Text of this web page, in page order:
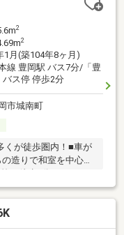
2
2
1月(築104年8ヶ月)
線 豊岡駅 バス7分/「豊
バス停 停歩2分
市城南町
が徒歩圏内！■車が
造りで和室を中心と
）豊岡塩津郵便局：
：徒歩10分（700m）
）現地案内随時
ださい。